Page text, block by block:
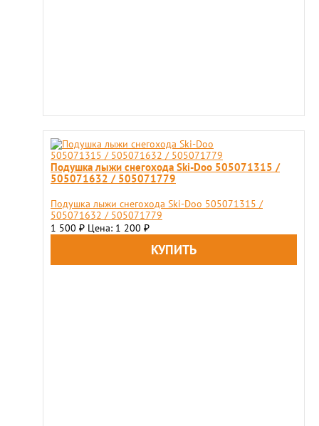
Подушка лыжи снегохода Ski-Doo 505071315 /
505071632 / 505071779
Подушка лыжи снегохода Ski-Doo 505071315 /
505071632 / 505071779
1 500 ₽ Цена: 1 200 ₽